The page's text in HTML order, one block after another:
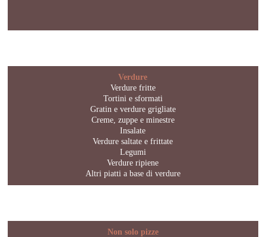
Verdure
Verdure fritte
Tortini e sformati
Gratin e verdure grigliate
Creme, zuppe e minestre
Insalate
Verdure saltate e frittate
Legumi
Verdure ripiene
Altri piatti a base di verdure
Non solo pizze